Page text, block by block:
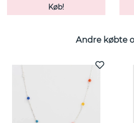
Køb!
Andre købte